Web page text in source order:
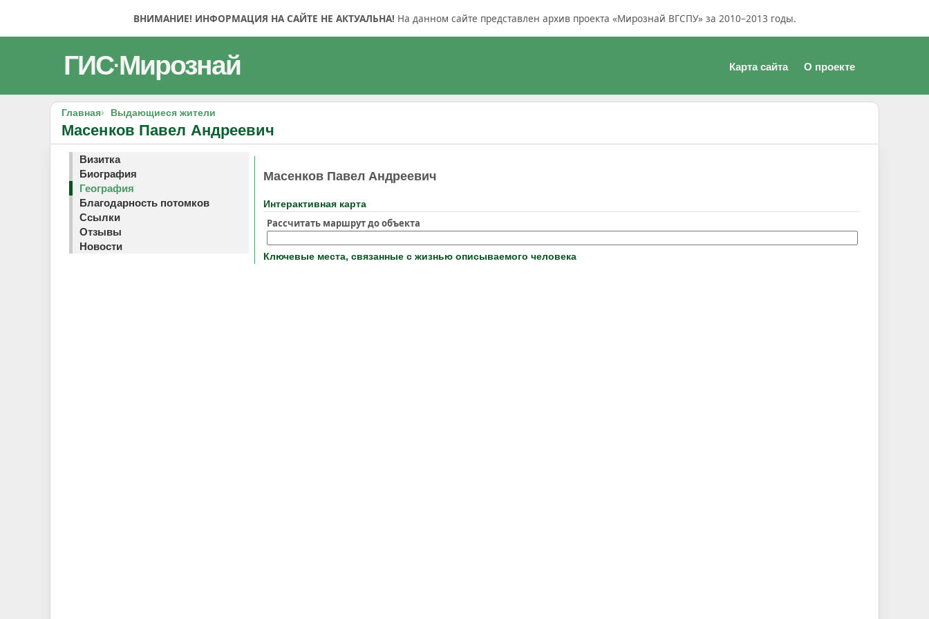
ВНИМАНИЕ! ИНФОРМАЦИЯ НА САЙТЕ НЕ АКТУАЛЬНА! На данном сайте представлен архив проекта «Мирознай ВГСПУ» за 2010–2013 годы.
ГИС·Мирознай Карта сайта О проекте
Главная Выдающиеся жители
Масенков Павел Андреевич
Визитка
Биография
География
Благодарность потомков
Ссылки
Отзывы
Новости
Масенков Павел Андреевич
Интерактивная карта
Рассчитать маршрут до объекта
Ключевые места, связанные с жизнью описываемого человека